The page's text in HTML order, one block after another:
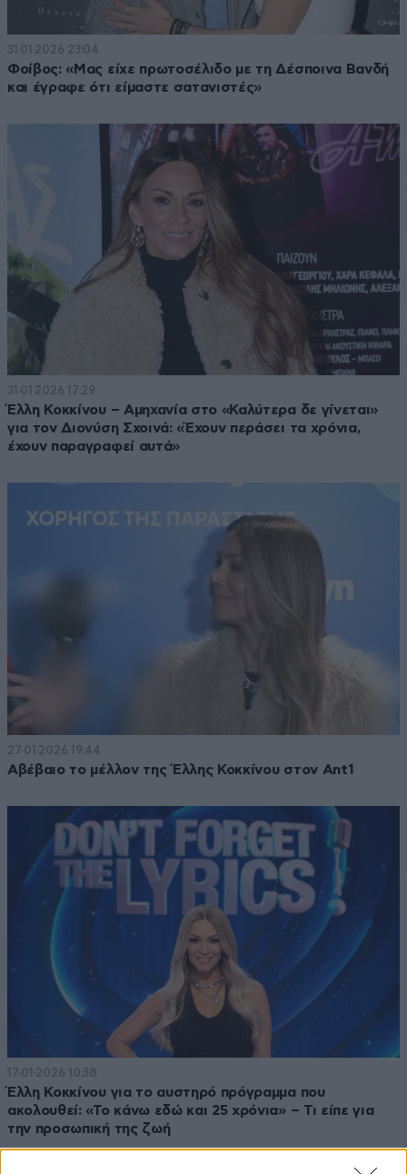
31·01·2026 23:04
Φοίβος: «Μας είχε πρωτοσέλιδο με τη Δέσποινα Βανδή
και έγραφε ότι είμαστε σατανιστές»
31·01·2026 17:29
Έλλη Κοκκίνου – Αμηχανία στο «Καλύτερα δε γίνεται»
για τον Διονύση Σχοινά: «Έχουν περάσει τα χρόνια,
έχουν παραγραφεί αυτά»
27·01·2026 19:44
Αβέβαιο το μέλλον της Έλλης Κοκκίνου στον Ant1
17·01·2026 10:38
Έλλη Κοκκίνου για το αυστηρό πρόγραμμα που
ακολουθεί: «Το κάνω εδώ και 25 χρόνια» – Τι είπε για
την προσωπική της ζωή